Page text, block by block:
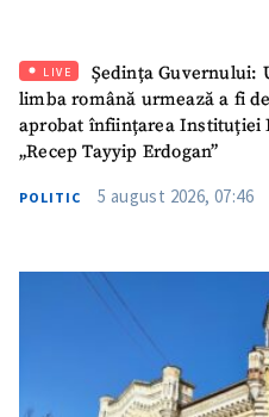
LIVE
Ședința Guvernului:
limba română urmează a fi
aprobat înființarea Instituției
„Recep Tayyip Erdogan”
POLITIC 5 august 2026, 07:46
Telefon
+ Telefon personal
Am citit și sunt de
acord cupolitica de
confidențialitate.